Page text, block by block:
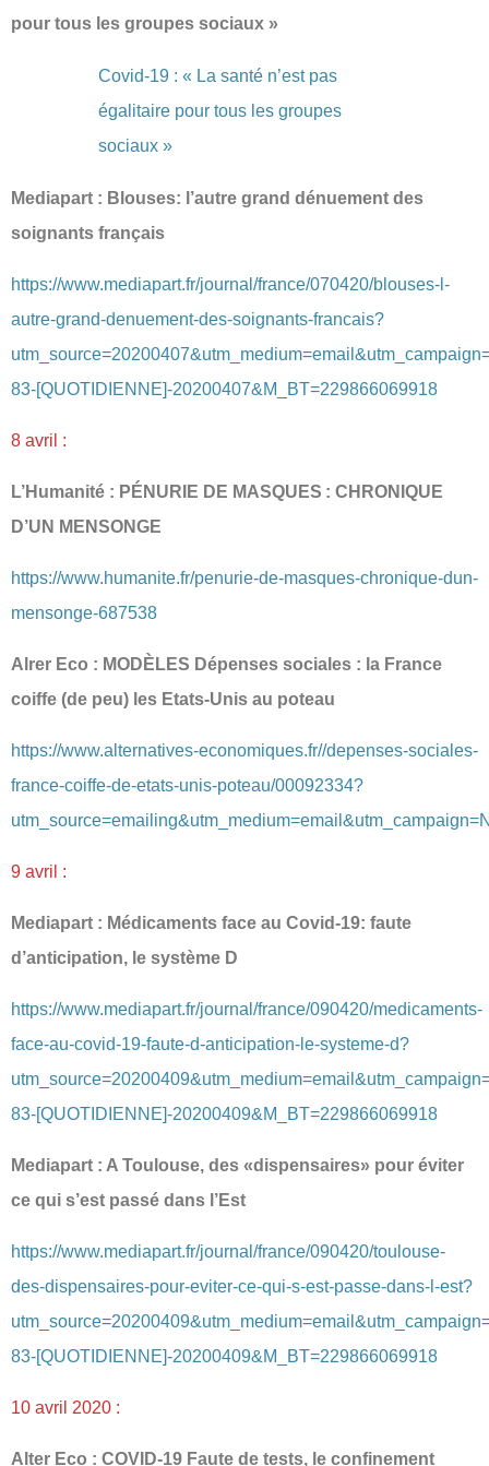
pour tous les groupes sociaux »
Covid-19 : « La santé n’est pas
égalitaire pour tous les groupes
sociaux »
Mediapart : Blouses: l’autre grand dénuement des
soignants français
https://www.mediapart.fr/journal/france/070420/blouses-l-
autre-grand-denuement-des-soignants-francais?
83-[QUOTIDIENNE]-20200407&M_BT=229866069918
8 avril :
L’Humanité : PÉNURIE DE MASQUES : CHRONIQUE
D’UN MENSONGE
https://www.humanite.fr/penurie-de-masques-chronique-dun-
mensonge-687538
Alrer Eco : MODÈLES Dépenses sociales : la France
coiffe (de peu) les Etats-Unis au poteau
https://www.alternatives-economiques.fr//depenses-sociales-
france-coiffe-de-etats-unis-poteau/00092334?
9 avril :
Mediapart : Médicaments face au Covid-19: faute
d’anticipation, le système D
https://www.mediapart.fr/journal/france/090420/medicaments-
face-au-covid-19-faute-d-anticipation-le-systeme-d?
83-[QUOTIDIENNE]-20200409&M_BT=229866069918
Mediapart : A Toulouse, des «dispensaires» pour éviter
ce qui s’est passé dans l’Est
https://www.mediapart.fr/journal/france/090420/toulouse-
des-dispensaires-pour-eviter-ce-qui-s-est-passe-dans-l-est?
83-[QUOTIDIENNE]-20200409&M_BT=229866069918
10 avril 2020 :
Alter Eco : COVID-19 Faute de tests, le confinement